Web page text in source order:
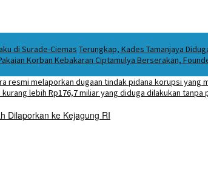
di Surade-Ciemas Terungkap, Kades Tamanjaya
Korban Kebakaran Ciptamulya Berserakan,
Dilaporkan ke Kejagung RI